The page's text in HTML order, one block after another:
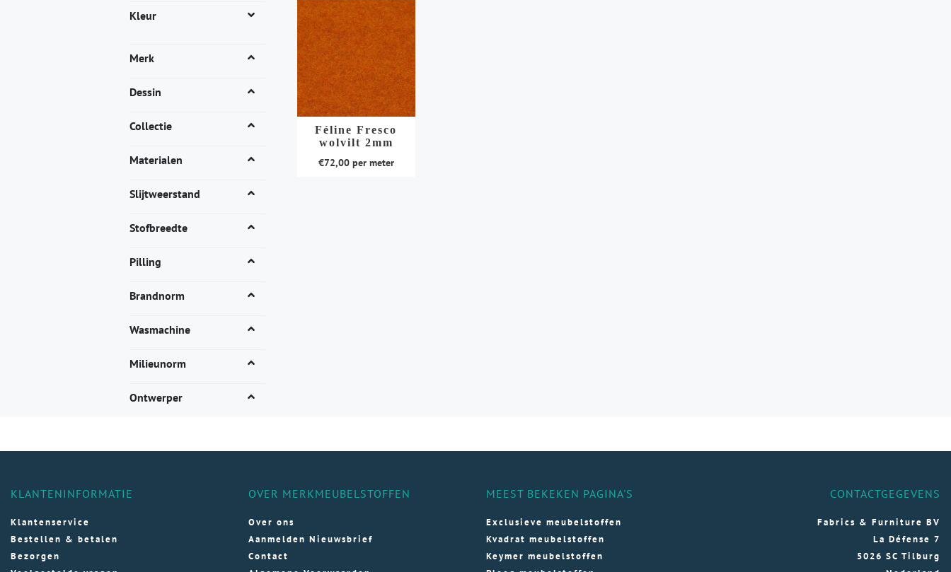
Kleur
Merk
Dessin
Collectie
Materialen
Slijtweerstand
Stofbreedte
Pilling
Brandnorm
Wasmachine
Milieunorm
Ontwerper
Féline Fresco
wolvilt 2mm
€72,00per meter
KLANTENINFORMATIE
Klantenservice
Bestellen & betalen
Bezorgen
OVER MERKMEUBELSTOFFEN
Over ons
Aanmelden Nieuwsbrief
Contact
MEEST BEKEKEN PAGINA'S
Exclusieve meubelstoffen
Kvadrat meubelstoffen
Keymer meubelstoffen
CONTACTGEGEVENS
Fabrics & Furniture BV
La Défense 7
5026 SC Tilburg